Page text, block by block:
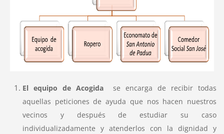
El equipo de Acogidase encarga de recibir todas
aquellas peticiones de ayuda que nos hacen nuestros
vecinos y después de estudiar su caso
individualizadamente y atenderlos con la dignidad y